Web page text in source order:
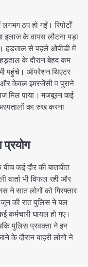
ठप हो गईं। रिपोर्टों
इलाज के वापस लौटना पड़ा
हड़ताल से पहले ओपीडी में
के दौरान बेहद कम
पहुंचे। ऑपरेशन थिएटर
और केवल इमरजेंसी व पुराने
मिल पाया। मजबूरन कई
का रुख करना
कई दौर की बातचीत
भी विफल रही और
ने सात लोगों को गिरफ्तार
की रात पुलिस ने बल
कर्मचारी घायल हो गए।
पुलिस प्रवक्ता ने इन
के दौरान बाहरी लोगों ने